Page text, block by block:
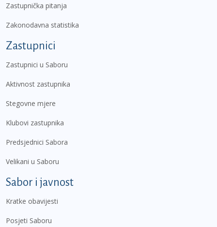
Zastupnička pitanja
Zakonodavna statistika
Zastupnici
Zastupnici u Saboru
Aktivnost zastupnika
Stegovne mjere
Klubovi zastupnika
Predsjednici Sabora
Velikani u Saboru
Sabor i javnost
Kratke obavijesti
Posjeti Saboru